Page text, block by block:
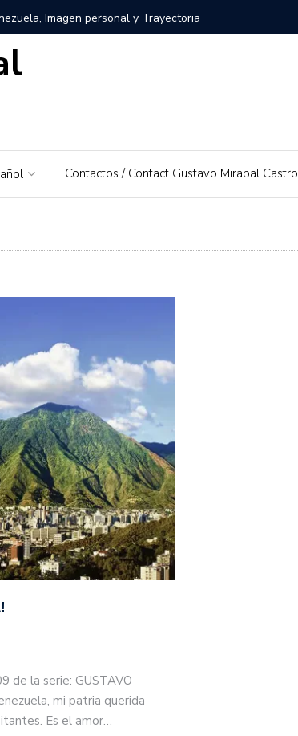
Imagen personal y Trayectoria
Un amor por su tierra natal
la educación financiera de Gustavo Mirabal
Guía de Herramientas y Casos de Uso Prácticos en
de la ley: Una exploración sobre el acceso a la
y el Tribunal Supremo de Justicia
Contactos / Contact Gustavo Mirabal Castro
de la serie: GUSTAVO
mi patria querida
Es el amor…